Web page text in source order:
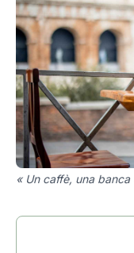
« Un caffè, una